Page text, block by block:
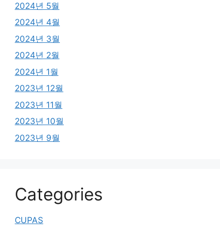
2024년 5월
2024년 4월
2024년 3월
2024년 2월
2024년 1월
2023년 12월
2023년 11월
2023년 10월
2023년 9월
Categories
CUPAS